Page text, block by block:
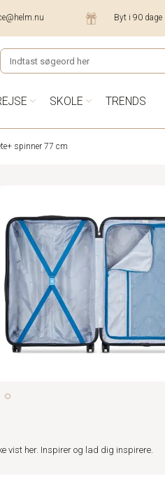
Byt i 90 dage
SKOLE TRENDS
spinner 77 cm
vist her. Inspirer og lad dig inspirere.